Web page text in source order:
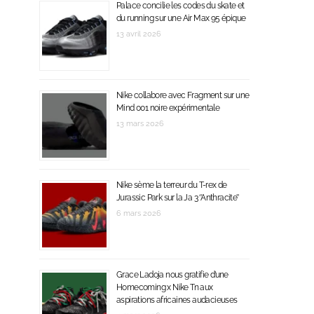
Palace concilie les codes du skate et
du running sur une Air Max 95 épique
13 avril 2026
Nike collabore avec Fragment sur une
Mind 001 noire expérimentale
13 mars 2026
Nike sème la terreur du T-rex de
Jurassic Park sur la Ja 3 ‘’Anthracite’’
6 mars 2026
Grace Ladoja nous gratifie d’une
Homecoming x Nike Tn aux
aspirations africaines audacieuses